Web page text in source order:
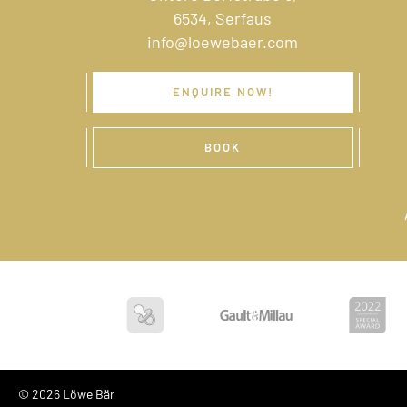
6534, Serfaus
info@loewebaer.com
ENQUIRE NOW!
BOOK
© 2026 Löwe Bär